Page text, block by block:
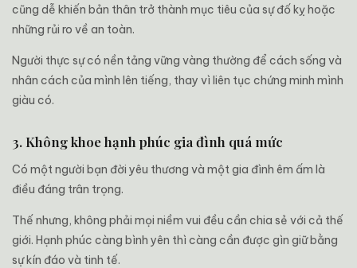
cũng dễ khiến bản thân trở thành mục tiêu của sự đố kỵ hoặc
những rủi ro về an toàn.
Người thực sự có nền tảng vững vàng thường để cách sống và
nhân cách của mình lên tiếng, thay vì liên tục chứng minh mình
giàu có.
3. Không khoe hạnh phúc gia đình quá mức
Có một người bạn đời yêu thương và một gia đình êm ấm là
điều đáng trân trọng.
Thế nhưng, không phải mọi niềm vui đều cần chia sẻ với cả thế
giới. Hạnh phúc càng bình yên thì càng cần được gìn giữ bằng
sự kín đáo và tinh tế.